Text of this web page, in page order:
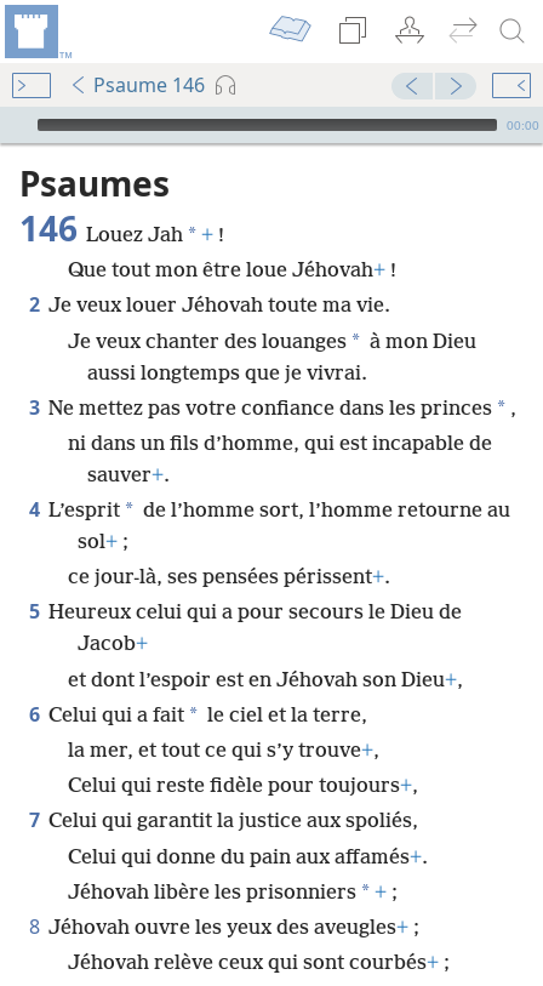
Psaume 146
Audio Player
00:00
Psaumes
146 Louez Jah * + !
Que tout mon être loue Jéhovah+ !
2 Je veux louer Jéhovah toute ma vie.
Je veux chanter des louanges * à mon Dieu
aussi longtemps que je vivrai.
3 Ne mettez pas votre confiance dans les princes * ,
ni dans un fils d’homme, qui est incapable de
sauver+.
4 L’esprit * de l’homme sort, l’homme retourne au
sol+ ;
ce jour-là, ses pensées périssent+.
5 Heureux celui qui a pour secours le Dieu de
Jacob+
et dont l’espoir est en Jéhovah son Dieu+,
6 Celui qui a fait * le ciel et la terre,
la mer, et tout ce qui s’y trouve+,
Celui qui reste fidèle pour toujours+,
7 Celui qui garantit la justice aux spoliés,
Celui qui donne du pain aux affamés+.
Jéhovah libère les prisonniers * + ;
8 Jéhovah ouvre les yeux des aveugles+ ;
Jéhovah relève ceux qui sont courbés+ ;